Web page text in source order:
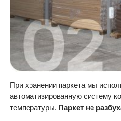
При хранении паркета мы
автоматизированную систему
температуры. Паркет не